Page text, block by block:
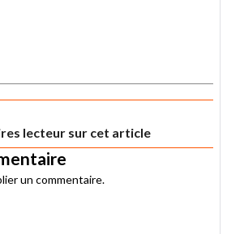
lecteur sur cet article
un commentaire.